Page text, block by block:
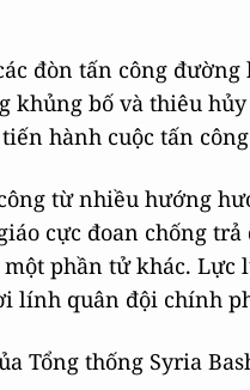
đòn tấn công
khủng bố và thiêu
hành cuộc tấn
từ nhiều hướng
cực đoan chống
phần tử khác.
lính quân đội chính
Tổng thống Syria